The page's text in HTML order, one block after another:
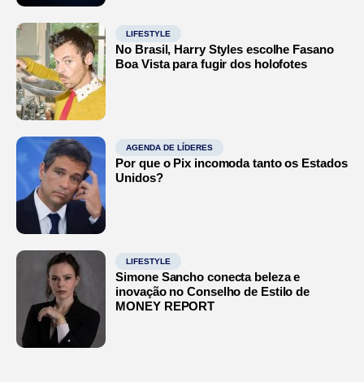
LIFESTYLE
No Brasil, Harry Styles escolhe Fasano
Boa Vista para fugir dos holofotes
AGENDA DE LÍDERES
Por que o Pix incomoda tanto os Estados
Unidos?
LIFESTYLE
Simone Sancho conecta beleza e
inovação no Conselho de Estilo de
MONEY REPORT